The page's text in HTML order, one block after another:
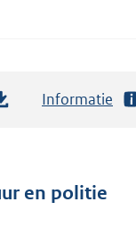
Informatie
en politie